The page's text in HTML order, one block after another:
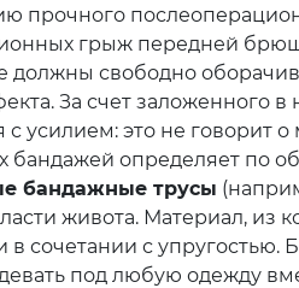
прочного
грыж передней
должны свободно
За счет заложенного
с усилием: это не говорит
бандажей определяет по
бандажные трусы
живота. Материал, из
в сочетании с упругостью.
под любую одежду